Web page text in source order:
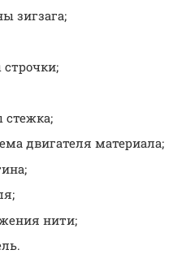
зигзага;
стежка;
двигателя материала;
нити;